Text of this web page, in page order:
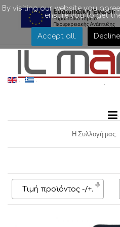
.
.
. .
.
Η Συλλογή μας.
Τιμή προϊόντος -/+.
By visiting our website you
ensure you to get
Accept all.